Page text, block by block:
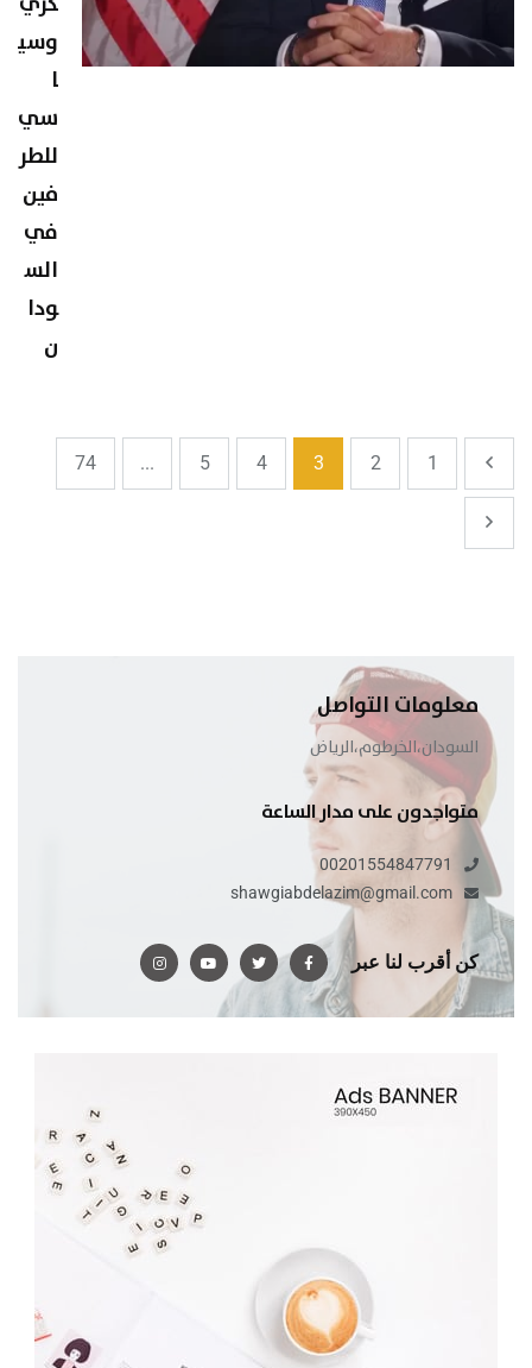
وسي
ا
سي
للطر
فين
في
الس
ودا
ن
1
2
3
4
5
...
74
معلومات التواصل
السودان،الخرطوم،الرياض
متواجدون على مدار الساعة
00201554847791
shawgiabdelazim@gmail.com
كن أقرب لنا عبر